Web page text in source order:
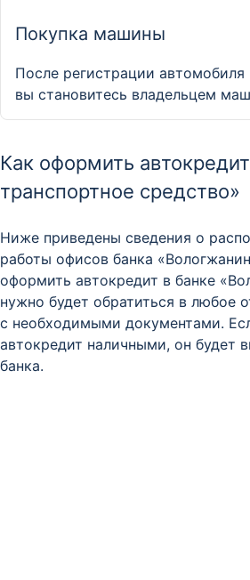
Покупка машины
После регистрации автомобиля
вы становитесь владельцем
Как оформить
транспортное средство»
Ниже приведены сведения о
работы офисов банка
оформить автокредит в банке
нужно будет обратиться в любое
с необходимыми документами.
автокредит наличными, он будет
банка.